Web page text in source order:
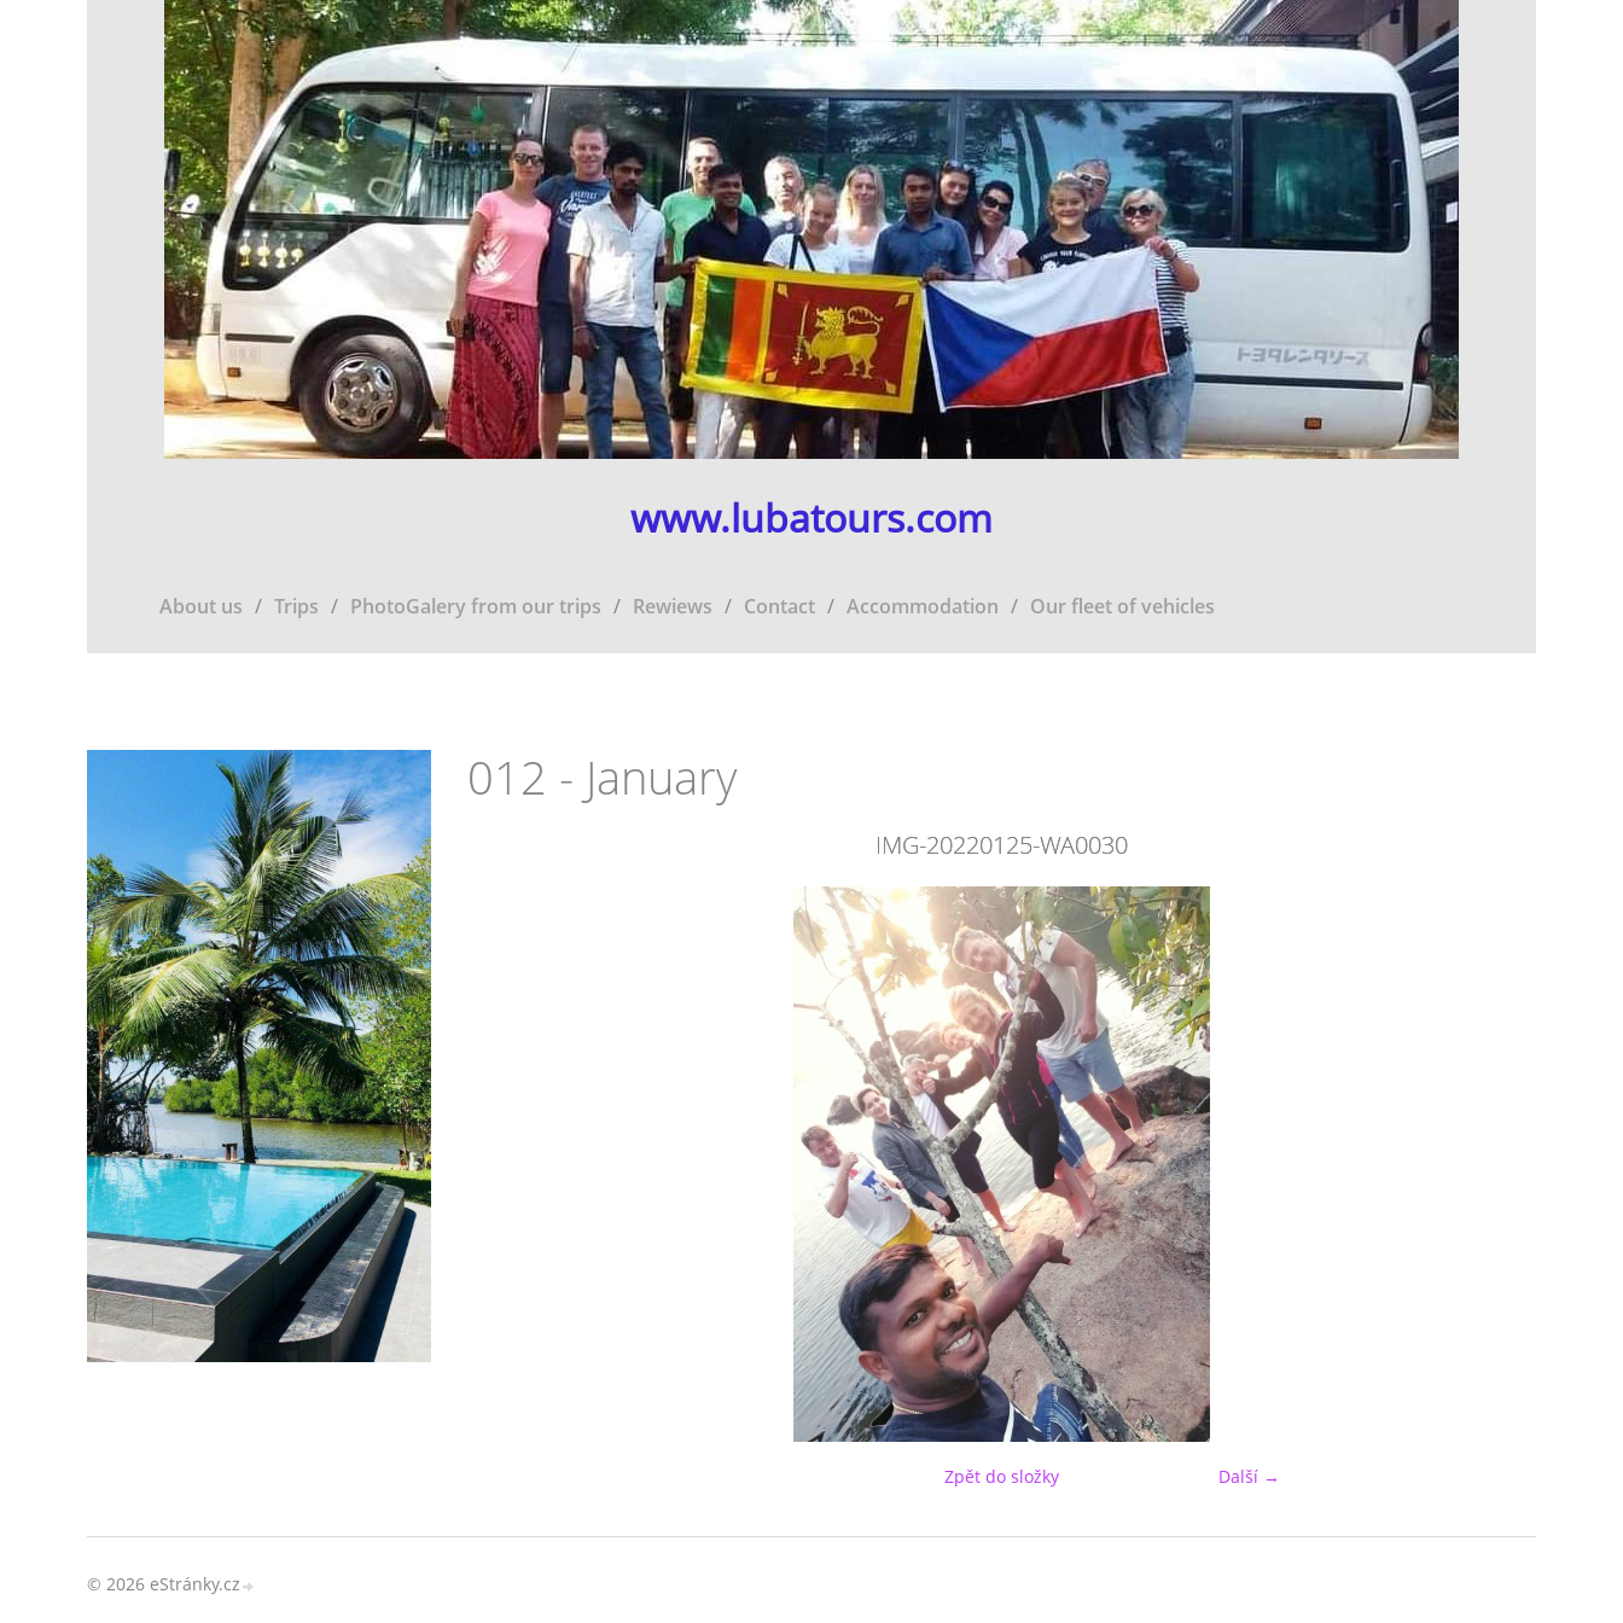
www.lubatours.com
About us Trips PhotoGalery from our trips Rewiews Contact Accommodation Our fleet of vehicles
012 - January
IMG-20220125-WA0030
Další →
Zpět do složky
© 2026 eStránky.cz